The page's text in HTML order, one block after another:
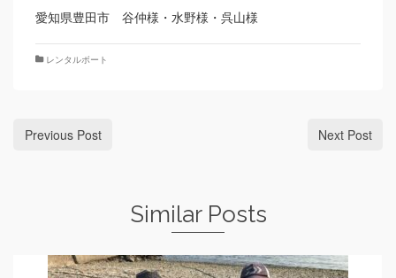
愛知県豊田市 谷仲様・水野様・呉山様
レンタルボート
Previous Post Next Post
Similar Posts